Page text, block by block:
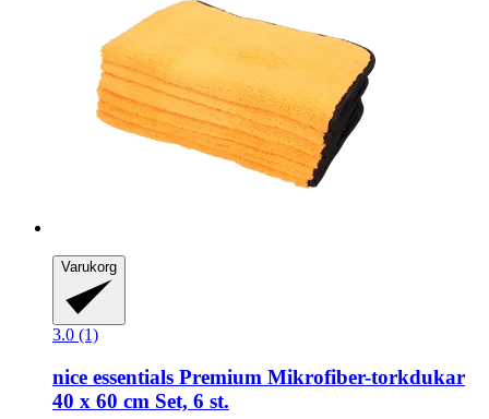
Varukorg
3.0 (1)
nice essentials Premium Mikrofiber-​torkdukar
40 x 60 cm Set, 6 st.